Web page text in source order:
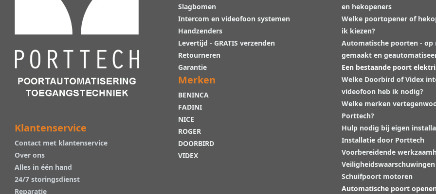
Klantenservice
Contact met klantenservice
Over ons
Alles in één hand
24/7 storingsdienst
Reparatie
Slagbomen
Intercom en videofoon systemen
Handzenders
Levertijd - GRATIS verzenden
Retourneren
Garantie
Merken
BENINCA
FADINI
NICE
ROGER
DOORBIRD
VIDEX
en hekopeners
Welke poortopener of
ik kiezen?
Automatische poorten - op
gemaakt en
Een bestaande poort
Welke Doorbird of Videx
videofoon heb ik nodig?
Welke merken
Porttech?
Hulp nodig bij eigen
Installatie door Porttech
Voorbereidende
Veiligheidswaarschuwingen
Schuifpoort motoren
Automatische poort